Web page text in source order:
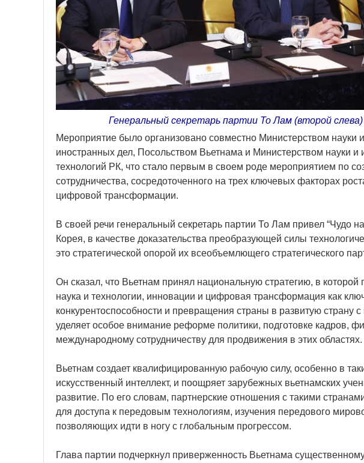
Генеральный секретарь партии То Лам (второй
Мероприятие было организовано совместно Министерством науки
иностранных дел, Посольством Вьетнама и Министерством науки
технологий РК, что стало первым в своем роде мероприятием по
сотрудничества, сосредоточенного на трех ключевых факторах
цифровой трансформации.
В своей речи генеральный секретарь партии То Лам привел “Чудо
Корея, в качестве доказательства преобразующей силы
это стратегической опорой их всеобъемлющего стратегического
Он сказал, что Вьетнам принял национальную стратегию, в
наука и технологии, инновации и цифровая трансформация как
конкурентоспособности и превращения страны в развитую страну
уделяет особое внимание реформе политики, подготовке кадров,
международному сотрудничеству для продвижения в этих областях.
Вьетнам создает квалифицированную рабочую силу, особенно в
искусственный интеллект, и поощряет зарубежных вьетнамских
развитие. По его словам, партнерские отношения с такими
для доступа к передовым технологиям, изучения передового
позволяющих идти в ногу с глобальным прогрессом.
Глава партии подчеркнул приверженность Вьетнама